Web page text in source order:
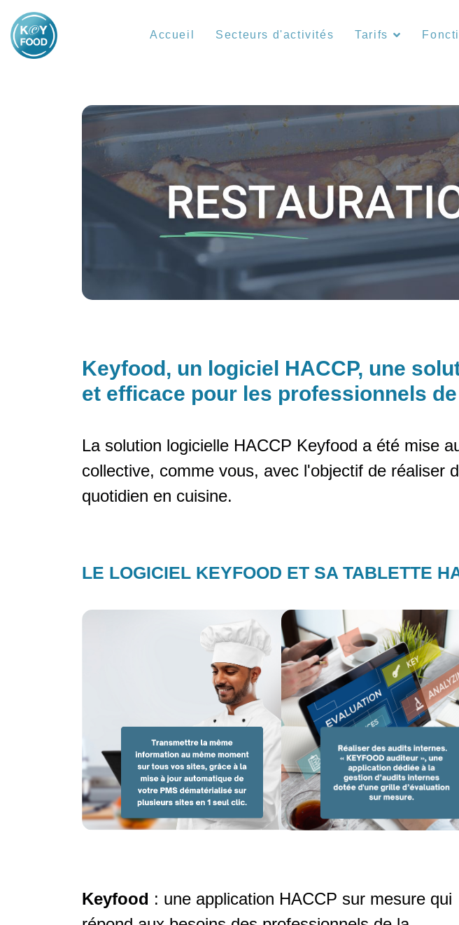
Accueil Secteurs d'activités Tarifs
Keyfood, un logiciel HACCP, une
et efficace pour les professionnels
La solution logicielle HACCP Keyfood a été mise
collective, comme vous, avec l'objectif de réaliser
quotidien en cuisine.
LE LOGICIEL KEYFOOD ET SA TABLETTE
Keyfood : une application HACCP sur mesure qui